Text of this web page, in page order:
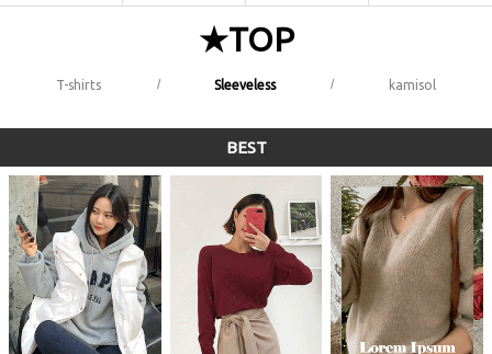
★TOP
T-shirts / Sleeveless / kamisol
BEST